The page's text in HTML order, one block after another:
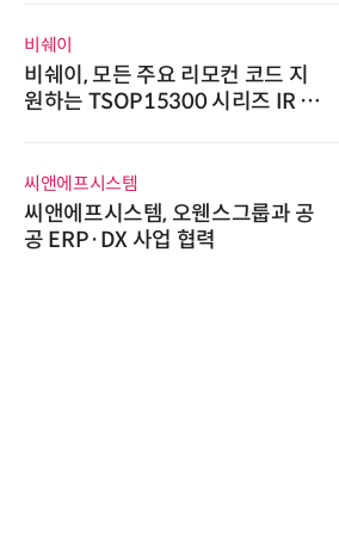
비쉐이
비쉐이, 모든 주요 리모컨 코드 지
원하는 TSOP15300 시리즈 IR 수
씨앤에프시스템
씨앤에프시스템, 오웬스그룹과 공
공 ERP·DX 사업 협력